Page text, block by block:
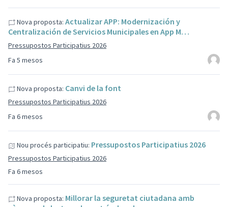
Fa 5 mesos
Nova proposta: Actualizar APP: Modernización y
Centralización de Servicios Municipales en App M…
Pressupostos Participatius 2026
Fa 6 mesos
Nova proposta: Canvi de la font
Pressupostos Participatius 2026
Fa 6 mesos
Nou procés participatiu: Pressupostos Participatius 2026
Pressupostos Participatius 2026
Nova proposta: Millorar la seguretat ciutadana amb